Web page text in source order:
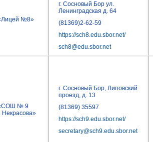
№8»
г. Сосновый Бор ул.
Ленинградская д. 64
(81369)2-62-59
https://sch8.edu.sbor.net/
sch8@edu.sbor.net
№ 9
г. Сосновый Бор, Липовский
проезд, д. 13
(81369) 35597
https://sch9.edu.sbor.net/
secretary@sch9.edu.sbor.net